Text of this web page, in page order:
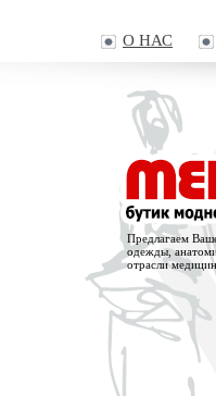
О НАС
Предлагаем
одежды,
отрасли